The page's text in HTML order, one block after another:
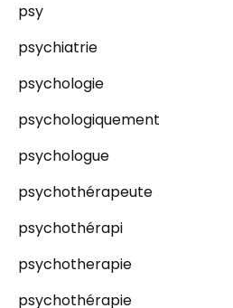
psy
psychiatrie
psychologie
psychologiquement
psychologue
psychothérapeute
psychothérapi
psychotherapie
psychothérapie